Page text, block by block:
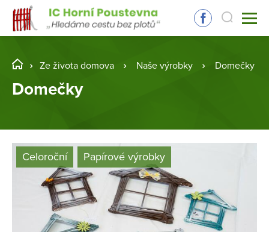
Ze života domova Naše výrobky Domečky
Domečky
Celoroční Papírové výrobky